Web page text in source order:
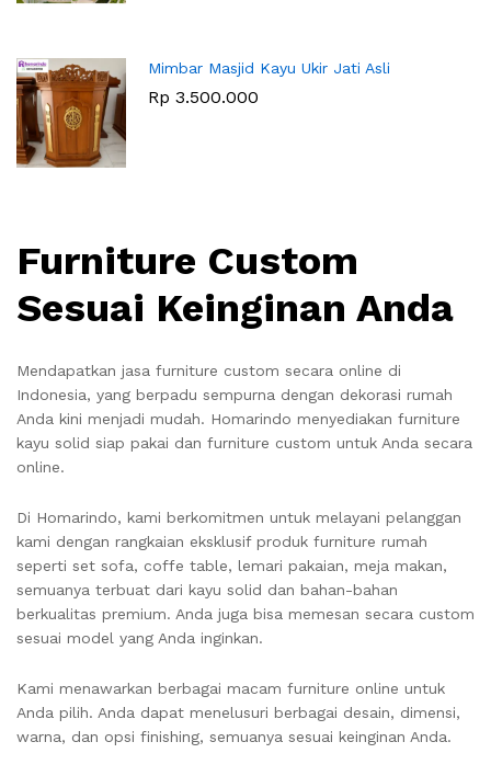
Mimbar Masjid Kayu Ukir Jati Asli
Rp 3.500.000
Furniture Custom
Sesuai Keinginan Anda
Mendapatkan jasa furniture custom secara online di
Indonesia, yang berpadu sempurna dengan dekorasi rumah
Anda kini menjadi mudah. Homarindo menyediakan furniture
kayu solid siap pakai dan furniture custom untuk Anda secara
online.
Di Homarindo, kami berkomitmen untuk melayani pelanggan
kami dengan rangkaian eksklusif produk furniture rumah
seperti set sofa, coffe table, lemari pakaian, meja makan,
semuanya terbuat dari kayu solid dan bahan-bahan
berkualitas premium. Anda juga bisa memesan secara custom
sesuai model yang Anda inginkan.
Kami menawarkan berbagai macam furniture online untuk
Anda pilih. Anda dapat menelusuri berbagai desain, dimensi,
warna, dan opsi finishing, semuanya sesuai keinginan Anda.